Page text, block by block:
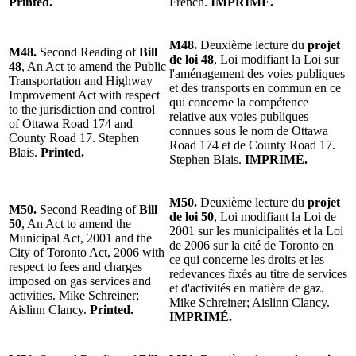
M48. Second Reading ofBill
48, An Act to amend the Public
Transportation and Highway
Improvement Act with respect
to the jurisdiction and control
of Ottawa Road 174 and
County Road 17. Stephen
Blais. Printed.
M48. Deuxième lecture du projet
de loi 48, Loi modifiant la Loi sur
l'aménagement des voies publiques
et des transports en commun en ce
qui concerne la compétence
relative aux voies publiques
connues sous le nom de Ottawa
Road 174 et de County Road 17.
Stephen Blais. IMPRIMÉ.
M50. Second Reading ofBill
50, An Act to amend the
Municipal Act, 2001 and the
City of Toronto Act, 2006 with
respect to fees and charges
imposed on gas services and
activities. Mike Schreiner;
Aislinn Clancy. Printed.
M50. Deuxième lecture du projet
de loi 50, Loi modifiant la Loi de
2001 sur les municipalités et la Loi
de 2006 sur la cité de Toronto en
ce qui concerne les droits et les
redevances fixés au titre de services
et d'activités en matière de gaz.
Mike Schreiner; Aislinn Clancy.
IMPRIMÉ.